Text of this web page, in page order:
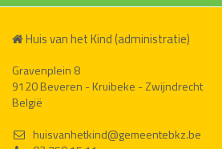
Huis van het Kind (administratie)
Gravenplein 8
9120 Beveren - Kruibeke - Zwijndrecht
België
huisvanhetkind@gemeentebkz.be